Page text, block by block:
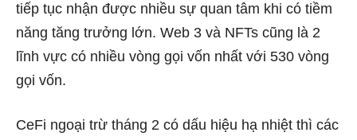
tiếp tục nhận được nhiều sự quan tâm khi có tiềm
năng tăng trưởng lớn. Web 3 và NFTs cũng là 2
lĩnh vực có nhiều vòng gọi vốn nhất với 530 vòng
gọi vốn.
CeFi ngoại trừ tháng 2 có dấu hiệu hạ nhiệt thì các